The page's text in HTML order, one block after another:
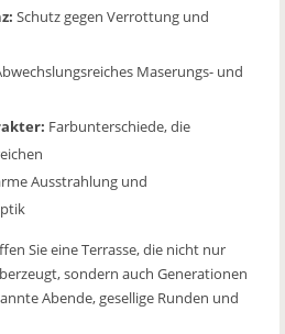
Schutz gegen Verrottung und
Maserungs- und
Farbunterschiede, die
Ausstrahlung und
Sie eine Terrasse, die nicht nur
sondern auch Generationen
Abende, gesellige Runden und